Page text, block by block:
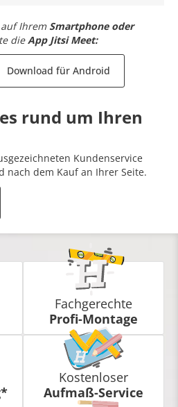
Ihrem Smartphone oder
dieApp Jitsi Meet:
Download für Android
rund um Ihren
Kundenservice
nach dem Kauf an Ihrer Seite.
Fachgerechte
Profi-Montage
Kostenloser
Aufmaß-Service